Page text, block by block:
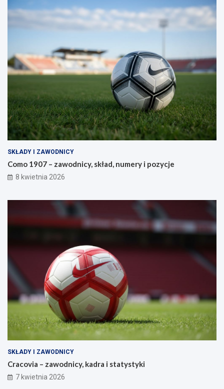
SKŁADY I ZAWODNICY
Como 1907 – zawodnicy, skład, numery i pozycje
8 kwietnia 2026
SKŁADY I ZAWODNICY
Cracovia – zawodnicy, kadra i statystyki
7 kwietnia 2026